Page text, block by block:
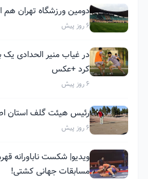
دومین ورزشگاه تهران
6 روز پیش
در غیاب منیر الحدادی
کرد +عکس
6 روز پیش
رئیس هیئت گلف
6 روز پیش
ویدیو| شکست ناباورانه
مسابقات جهانی کشتی!